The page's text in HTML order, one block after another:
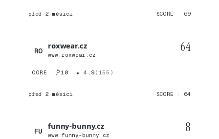
před 2 měsíci SCORE · 69
RO
roxwear.cz
www.roxwear.cz
64
CORE 10 ★ 4,9 (155)
před 2 měsíci SCORE · 64
FU
funny-bunny.cz
www.funny-bunny.cz
8